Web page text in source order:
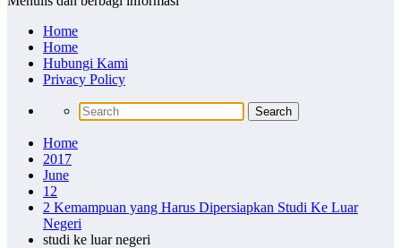
Home
Home
Hubungi Kami
Privacy Policy
Home
2017
June
12
2 Kemampuan yang Harus Dipersiapkan Studi Ke Luar
Negeri
studi ke luar negeri